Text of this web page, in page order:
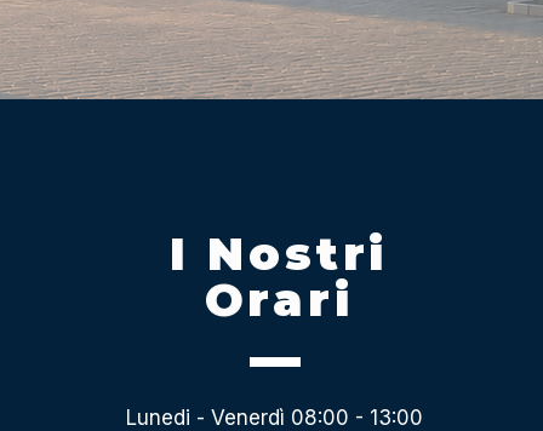
I Nostri
Orari
Lunedi - Venerdì 08:00 - 13:00